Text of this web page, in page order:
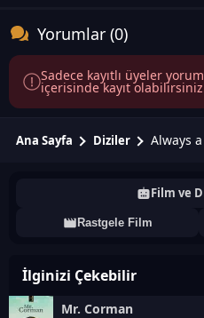
Yorumlar (0)
Sadece kayıtlı üyeler
içerisinde kayıt
Ana Sayfa Diziler Always
Film ve
Rastgele Film
İlginizi Çekebilir
Mr. Corman